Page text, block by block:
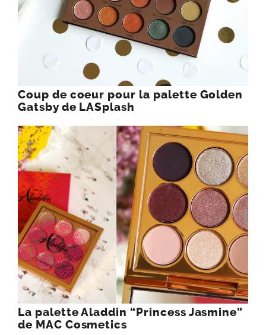
Coup de coeur pour la palette Golden
Gatsby de LASplash
La palette Aladdin “Princess Jasmine”
de MAC Cosmetics